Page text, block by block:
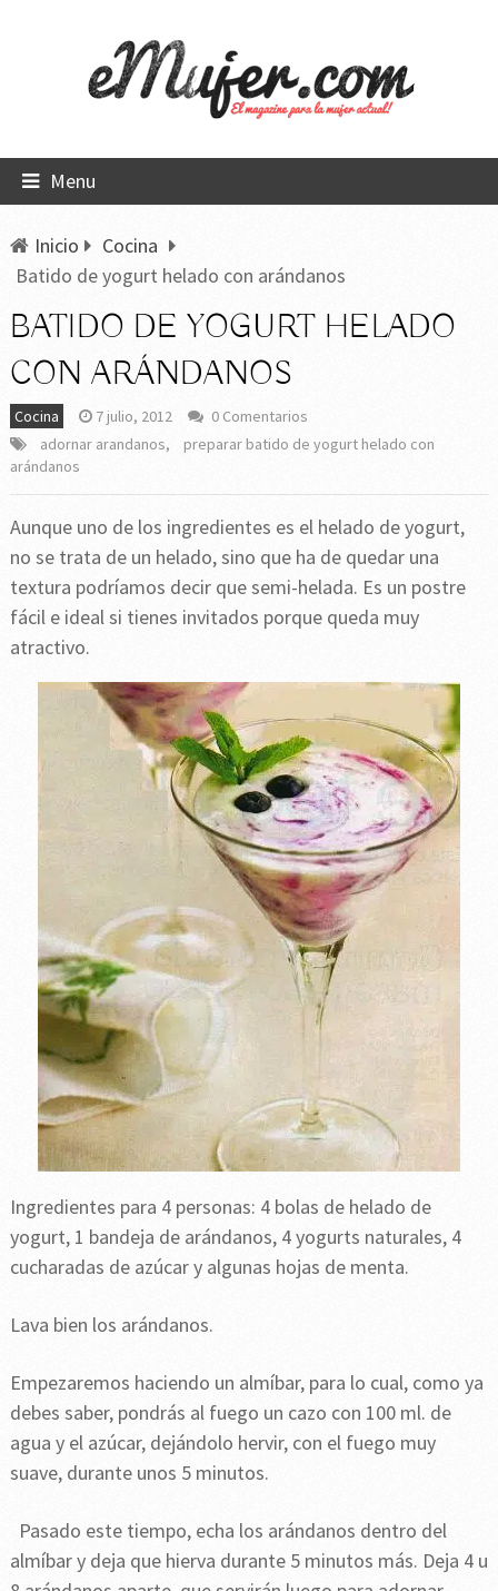
Menu
Inicio
Cocina
Batido de yogurt helado con arándanos
BATIDO DE YOGURT HELADO
CON ARÁNDANOS
Cocina 7 julio, 2012
0 Comentarios
adornar arandanos,
preparar batido de yogurt helado con
arándanos
Aunque uno de los ingredientes es el helado de yogurt,
no se trata de un helado, sino que ha de quedar una
textura podríamos decir que semi-helada. Es un postre
fácil e ideal si tienes invitados porque queda muy
atractivo.
Ingredientes para 4 personas: 4 bolas de helado de
yogurt, 1 bandeja de arándanos, 4 yogurts naturales, 4
cucharadas de azúcar y algunas hojas de menta.
Lava bien los arándanos.
Empezaremos haciendo un almíbar, para lo cual, como ya
debes saber, pondrás al fuego un cazo con 100 ml. de
agua y el azúcar, dejándolo hervir, con el fuego muy
suave, durante unos 5 minutos.
Pasado este tiempo, echa los arándanos dentro del
almíbar y deja que hierva durante 5 minutos más. Deja 4 u